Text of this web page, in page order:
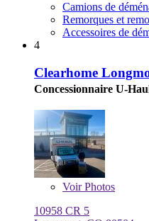
Camions de
Remorques et
Accessoires de
4
Clearhome
Concessionnaire U-
VoirPhotos
10958 CR 5